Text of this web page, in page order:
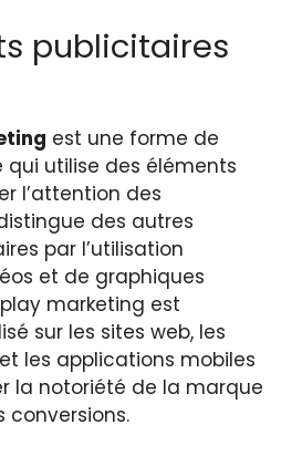
publicitaires
est une forme de
qui utilise des éléments
l’attention des
des autres
par l’utilisation
et de graphiques
marketing est
sur les sites web, les
les applications mobiles
la notoriété de la marque
conversions.